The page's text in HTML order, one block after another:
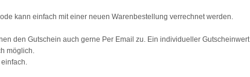
kann einfach mit einer neuen Warenbestellung verrechnet werden.
den Gutschein auch gerne Per Email zu. Ein individueller Gutscheinwert
möglich.
einfach.